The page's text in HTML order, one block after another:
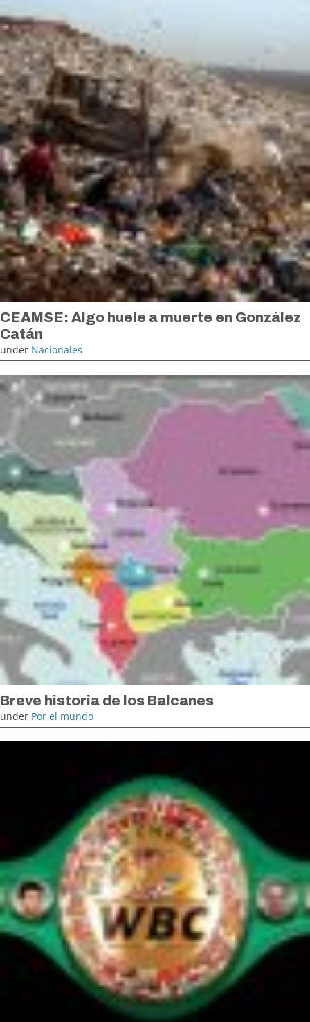
CEAMSE: Algo huele a muerte en González
Catán
under Nacionales
Breve historia de los Balcanes
under Por el mundo